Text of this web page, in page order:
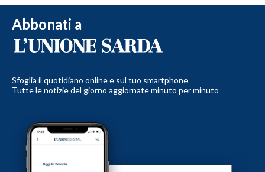
Abbonati a
Sfoglia il quotidiano online e sul tuo smartphone
Tutte le notizie del giorno aggiornate minuto per minuto